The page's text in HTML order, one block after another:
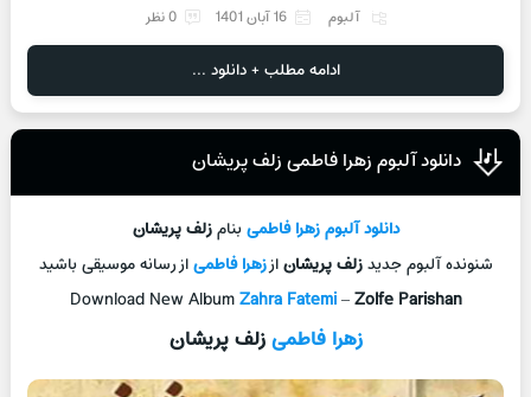
آلبوم 16 آبان 1401 0 نظر
ادامه مطلب + دانلود ...
دانلود آلبوم زهرا فاطمی زلف پریشان
دانلود آلبومزهرا فاطمیبنامزلف پریشان
شنونده آلبوم جدیدزلف پریشاناززهرا فاطمیاز رسانه موسیقی باشید
Download New AlbumZahra Fatemi–Zolfe Parishan
زهرا فاطمیزلف پریشان